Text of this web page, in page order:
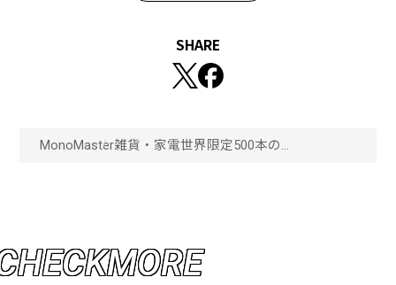
SHARE
MonoMaster雑貨・家電世界限定500本の
HECKMORE